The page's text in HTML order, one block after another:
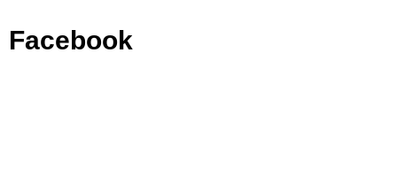
Facebook